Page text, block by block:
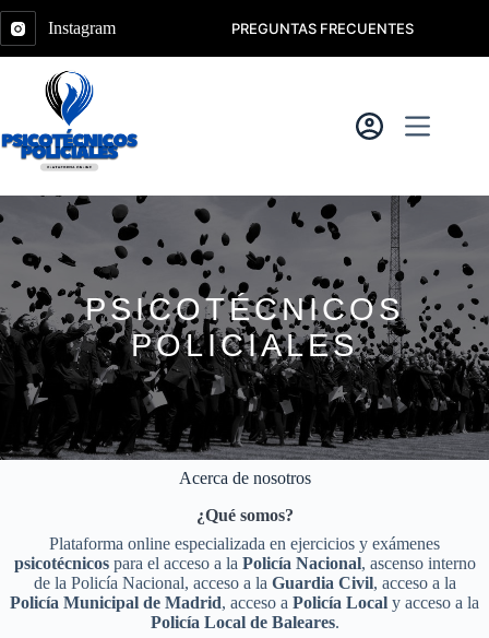
Saltar
contenido
Instagram PREGUNTAS FRECUENTES
PSICOTÉCNICOS
POLICIALES
Acerca de nosotros
¿Qué somos?
Plataforma online especializada en ejercicios y exámenes
psicotécnicospara el acceso a la Policía Nacional, ascenso interno
de la Policía Nacional, acceso a la Guardia Civil, acceso a la
Policía Municipal de Madrid, acceso a Policía Local y acceso a la
Policía Local de Baleares.